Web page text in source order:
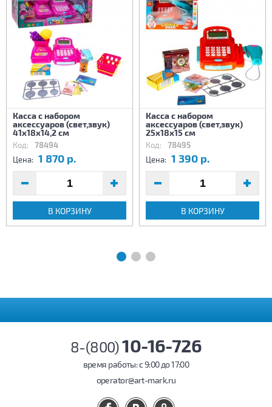
Касса с набором
аксессуаров (свет,звук)
41х18х14,2 см
Код: 78494
Цена: 1 870 р.
В КОРЗИНУ
Касса с набором
аксессуаров (свет,звук)
25х18х15 см
Код: 78495
Цена: 1 390 р.
В КОРЗИНУ
8-(800)10-16-726
время работы: c 9:00 до 17:00
operator@art-mark.ru